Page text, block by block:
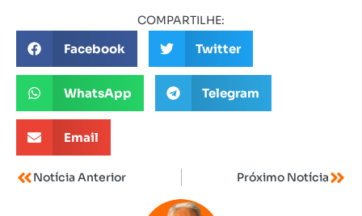
COMPARTILHE:
Facebook Twitter
WhatsApp Telegram
Email
Notícia Anterior Próximo Notícia